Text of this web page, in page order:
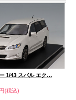
1/43 スバル エク…
(税込)